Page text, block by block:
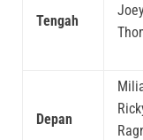
Tengah
Depan